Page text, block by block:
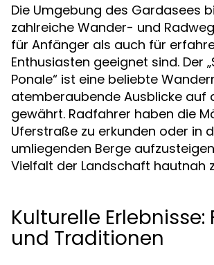
Die Umgebung des Gardasees
zahlreiche Wander- und
für Anfänger als auch für
Enthusiasten geeignet sind. Der
Ponale“ ist eine beliebte
atemberaubende Ausblicke auf
gewährt. Radfahrer haben die
Uferstraße zu erkunden oder in
umliegenden Berge
Vielfalt der Landschaft hautnah
Kulturelle Erlebnisse:
und Traditionen